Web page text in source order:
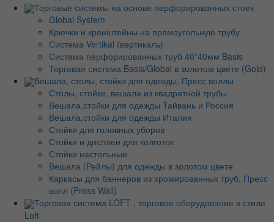
Торговые системы на основе перфорированных стоек
Global System
Крючки и кронштейны на прямоугольную трубу
Система Vertikal (вертикаль)
Система перфорированных труб 40*40мм Basis
Торговая система Basis/Global в золотом цвете (Gold)
Вешала, столы, стойки для одежды, Пресс воллы
Столы, стойки, вешала из квадратной трубы
Вешала,стойки для одежды Тайвань и Россия
Вешала,стойки для одежды Италия
Стойки для головных уборов
Стойки и дисплеи для колготок
Стойки настольные
Вешала (Рейлы) для одежды в золотом цвете
Каркасы для баннеров из хромированных труб, Пресс
волл (Press Wall)
Торговая система LOFT , торговое оборудование в стиле
Loft